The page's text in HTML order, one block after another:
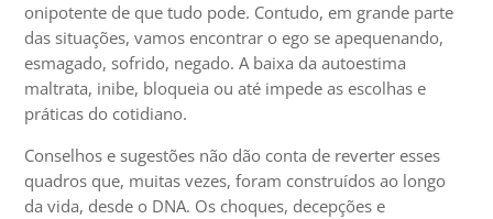
onipotente de que tudo pode. Contudo, em grande parte
das situações, vamos encontrar o ego se apequenando,
esmagado, sofrido, negado. A baixa da autoestima
maltrata, inibe, bloqueia ou até impede as escolhas e
práticas do cotidiano.
Conselhos e sugestões não dão conta de reverter esses
quadros que, muitas vezes, foram construídos ao longo
da vida, desde o DNA. Os choques, decepções e